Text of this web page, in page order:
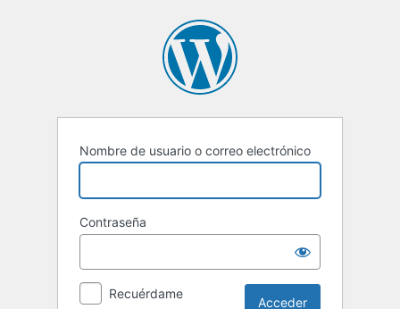
Nombre de usuario o correo electrónico
Contraseña
Recuérdame